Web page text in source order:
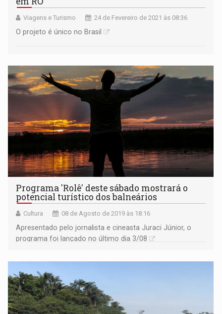
Viagens e Turismo 24 de Fevereiro de 2021 às 08:36
O projeto é único no Brasil
Programa 'Rolê' deste sábado mostrará o
potencial turístico dos balneários
Cultura 08 de Agosto de 2019 às 18:16
Apresentado pelo jornalista e cineasta Juraci Júnior, o
programa foi lançado no último dia 3/08